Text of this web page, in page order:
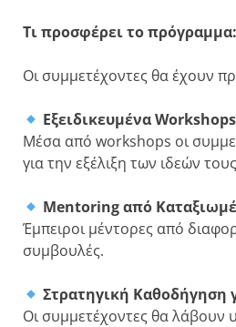
Τι προσφέρει το πρόγραμμα:
Οι συμμετέχοντες θα έχουν
Εξειδικευμένα Workshops
Μέσα από workshops οι
για την εξέλιξη των ιδεών
Mentoring από
Έμπειροι μέντορες από
συμβουλές.
Στρατηγική Καθοδήγηση
Οι συμμετέχοντες θα λάβουν